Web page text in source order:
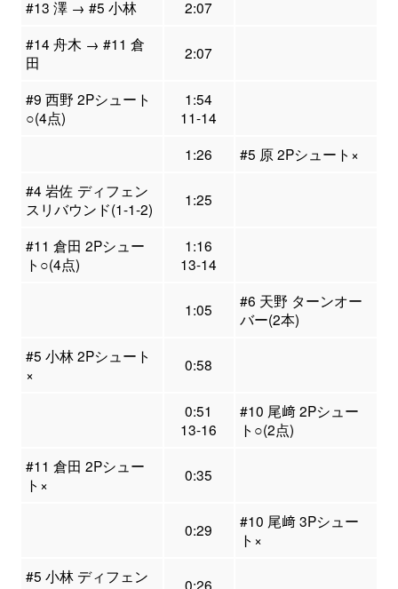
#13 澤 → #5 小林
2:07
#14 舟木 → #11 倉
田
2:07
#9 西野 2Pシュート
○(4点)
1:54
11-14
1:26
#5 原 2Pシュート×
#4 岩佐 ディフェン
スリバウンド(1-1-2)
1:25
#11 倉田 2Pシュー
ト○(4点)
1:16
13-14
1:05
#6 天野 ターンオー
バー(2本)
#5 小林 2Pシュート
×
0:58
0:51
13-16
#10 尾﨑 2Pシュー
ト○(2点)
#11 倉田 2Pシュー
ト×
0:35
0:29
#10 尾﨑 3Pシュー
ト×
#5 小林 ディフェン
0:26